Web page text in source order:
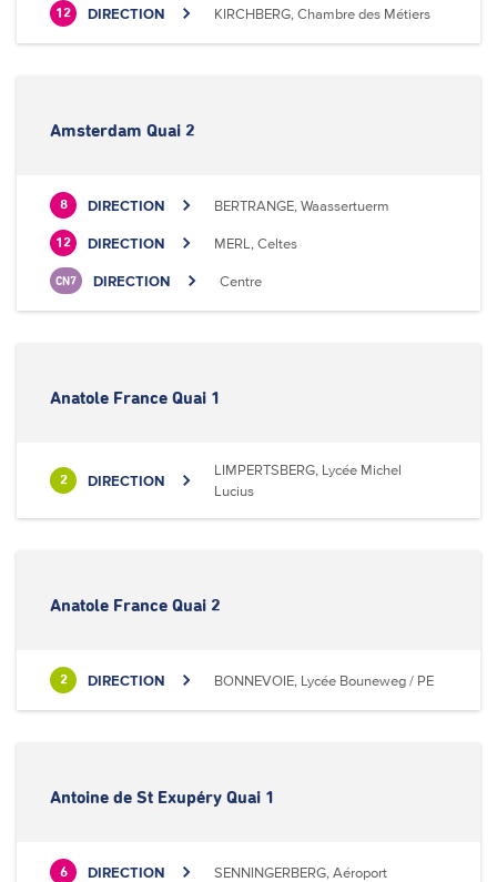
12 DIRECTION KIRCHBERG, Chambre des Métiers
Amsterdam Quai 2
8 DIRECTION BERTRANGE, Waassertuerm
12 DIRECTION MERL, Celtes
CN7 DIRECTION Centre
Anatole France Quai 1
2 DIRECTION
LIMPERTSBERG, Lycée Michel
Lucius
Anatole France Quai 2
2 DIRECTION BONNEVOIE, Lycée Bouneweg / PE
Antoine de St Exupéry Quai 1
6 DIRECTION SENNINGERBERG, Aéroport